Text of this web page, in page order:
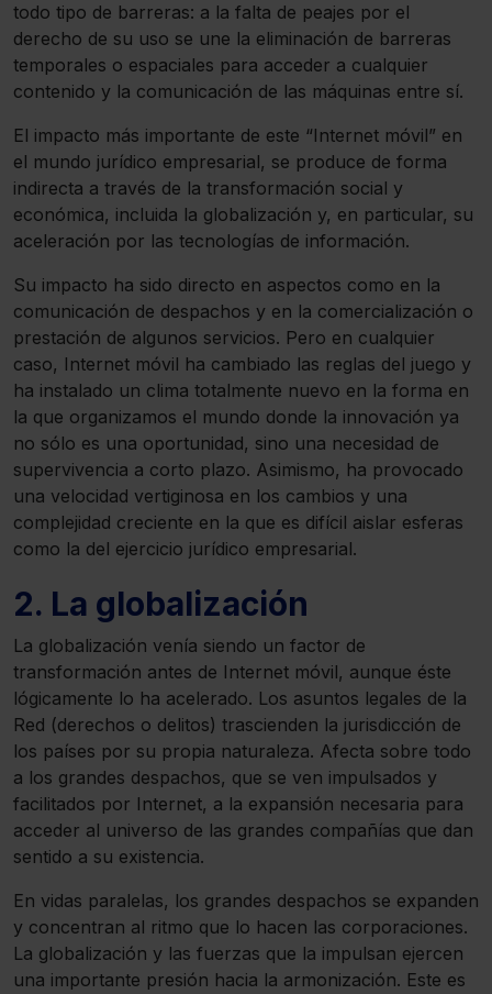
todo tipo de barreras: a la falta de peajes por el
derecho de su uso se une la eliminación de barreras
temporales o espaciales para acceder a cualquier
contenido y la comunicación de las máquinas entre sí.
El impacto más importante de este “Internet móvil” en
el mundo jurídico empresarial, se produce de forma
indirecta a través de la transformación social y
económica, incluida la globalización y, en particular, su
aceleración por las tecnologías de información.
Su impacto ha sido directo en aspectos como en la
comunicación de despachos y en la comercialización o
prestación de algunos servicios. Pero en cualquier
caso, Internet móvil ha cambiado las reglas del juego y
ha instalado un clima totalmente nuevo en la forma en
la que organizamos el mundo donde la innovación ya
no sólo es una oportunidad, sino una necesidad de
supervivencia a corto plazo. Asimismo, ha provocado
una velocidad vertiginosa en los cambios y una
complejidad creciente en la que es difícil aislar esferas
como la del ejercicio jurídico empresarial.
2. La globalización
La globalización venía siendo un factor de
transformación antes de Internet móvil, aunque éste
lógicamente lo ha acelerado. Los asuntos legales de la
Red (derechos o delitos) trascienden la jurisdicción de
los países por su propia naturaleza. Afecta sobre todo
a los grandes despachos, que se ven impulsados y
facilitados por Internet, a la expansión necesaria para
acceder al universo de las grandes compañías que dan
sentido a su existencia.
En vidas paralelas, los grandes despachos se expanden
y concentran al ritmo que lo hacen las corporaciones.
La globalización y las fuerzas que la impulsan ejercen
una importante presión hacia la armonización. Este es